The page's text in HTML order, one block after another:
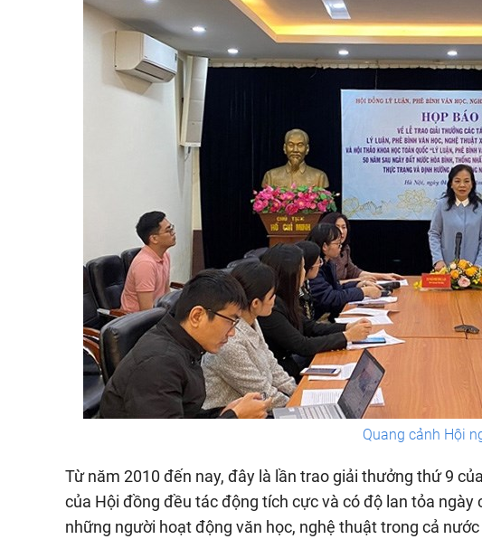
Quang cảnh Hội
Từ năm 2010 đến nay, đây là lần trao giải thưởng thứ 9
của Hội đồng đều tác động tích cực và có độ lan tỏa ngày
những người hoạt động văn học, nghệ thuật trong cả